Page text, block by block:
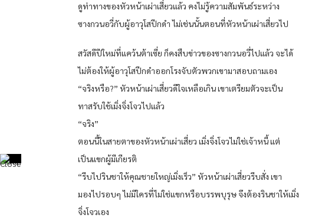
ดูท่าทางของหัวหน้าเผ่าเสี่ยวแล้ว คงไม่รู้ความสัมพันธ์ระหว่าง
ซางกวนอวี่กับผู้อาวุโสปีกดำ ไม่เช่นนั้นตอนที่หัวหน้าเผ่าเสี่ยวไป
สวัสดีปีใหม่ที่แคว้นต้าเซี่ย ก็คงสืบข่าวของซางกวนอวี่ไปแล้ว จะได้
ไม่ต้องให้ผู้อาวุโสปีกดำออกโรงจับตัวพวกเขามาสอบถามเอง
“จริงหรือ?” หัวหน้าเผ่าเสี่ยวดีใจเหลือเกิน เขาเตรียมตัวจะเป็น
ทาสรับใช้เมิ่งจิ่งโจวไปแล้ว
“จริง”
ตอนนี้ในสายตาของหัวหน้าเผ่าเสี่ยว เมิ่งจิ่งโจวไม่ใช่เจ้าหนี้ แต่
เป็นแขกผู้มีเกียรติ
“รีบไปรินชาให้คุณชายใหญ่เมิ่งเร็ว” หัวหน้าเผ่าเสี่ยวรีบสั่ง เขา
มองไปรอบๆ ไม่มีใครที่ไม่ใช่แขกหรือบรรพบุรุษ จึงต้องรินชาให้เมิ่ง
จิ่งโจวเอง